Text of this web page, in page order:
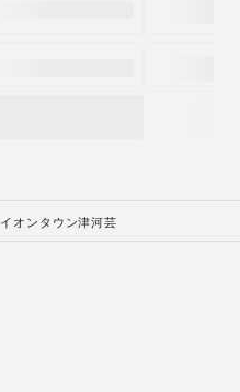
イオンタウン津河芸